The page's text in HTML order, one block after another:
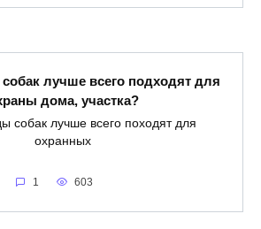
лучше всего подходят для
дома, участка?
собак лучше всего походят для
охранных
1 603